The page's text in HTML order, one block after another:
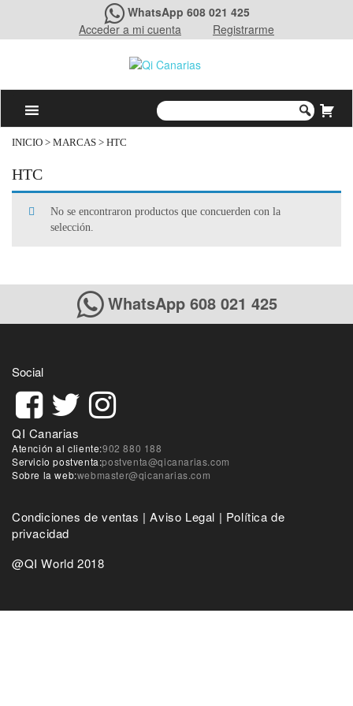
WhatsApp 608 021 425
Acceder a mi cuenta
Registrarme
INICIO > MARCAS > HTC
HTC
No se encontraron productos que concuerden con la
selección.
WhatsApp 608 021 425
Social
QI Canarias
Atención al cliente:902 880 188
Servicio postventa:postventa@qicanarias.com
Sobre la web:webmaster@qicanarias.com
Condiciones de ventas |Aviso Legal | Política de
privacidad
@QI World 2018